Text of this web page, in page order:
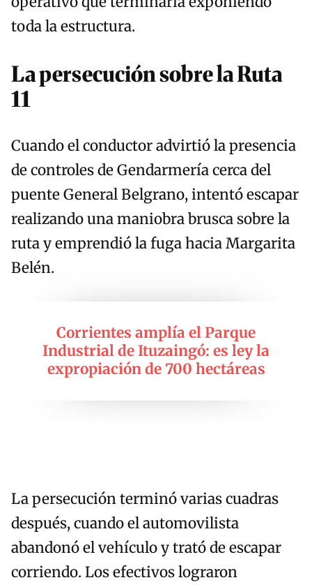
toda la estructura.
La persecución sobre la Ruta
11
Cuando el conductor advirtió la presencia
de controles de Gendarmería cerca del
puente General Belgrano, intentó escapar
realizando una maniobra brusca sobre la
ruta y emprendió la fuga hacia Margarita
Belén.
Corrientes amplía el Parque
Industrial de Ituzaingó: es ley la
expropiación de 700 hectáreas
La persecución terminó varias cuadras
después, cuando el automovilista
abandonó el vehículo y trató de escapar
corriendo. Los efectivos lograron